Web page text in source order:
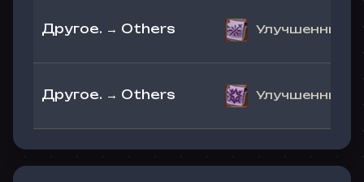
Другое. → Others Улучшенный
Другое. → Others Улучшенный